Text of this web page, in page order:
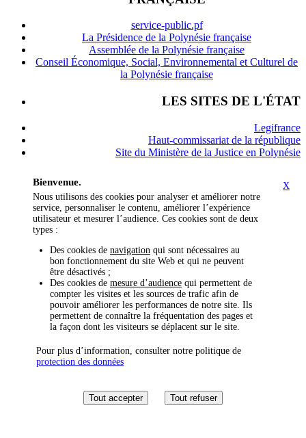
service-public.pf
La Présidence de la Polynésie française
Assemblée de la Polynésie française
Conseil Économique, Social, Environnemental et Culturel de
la Polynésie française
LES SITES DE L'ÉTAT
Legifrance
Haut-commissariat de la république
Site du Ministère de la Justice en Polynésie
X
Bienvenue.
Nous utilisons des cookies pour analyser et améliorer notre
service, personnaliser le contenu, améliorer l’expérience
utilisateur et mesurer l’audience. Ces cookies sont de deux
types :
Des cookies de navigation qui sont nécessaires au
bon fonctionnement du site Web et qui ne peuvent
être désactivés ;
Des cookies de mesure d’audience qui permettent de
compter les visites et les sources de trafic afin de
pouvoir améliorer les performances de notre site. Ils
permettent de connaître la fréquentation des pages et
la façon dont les visiteurs se déplacent sur le site.
Pour plus d’information, consulter notre politique de
protection des données
Tout accepter Tout refuser